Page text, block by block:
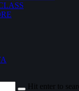
Hit enter to